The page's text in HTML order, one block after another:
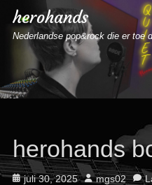
herohands
Nederlandse pop&rock die er toe
herohands
Geplaatst
juli 30, 2025 Auteur
mgs02